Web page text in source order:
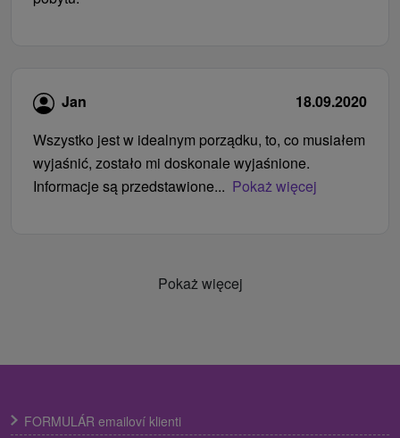
Jan
18.09.2020
Wszystko jest w idealnym porządku, to, co musiałem
wyjaśnić, zostało mi doskonale wyjaśnione.
Informacje są przedstawione... Pokaż więcej
Pokaż więcej
FORMULÁR emailoví klienti